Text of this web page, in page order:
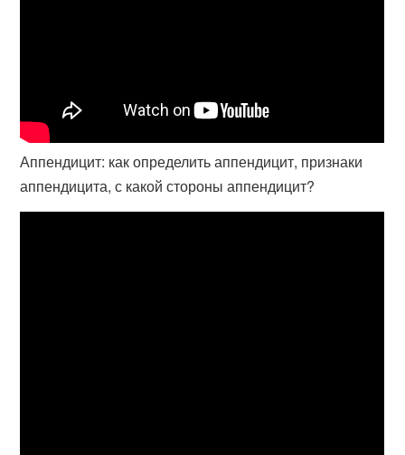
Аппендицит: как определить аппендицит, признаки
аппендицита, с какой стороны аппендицит?